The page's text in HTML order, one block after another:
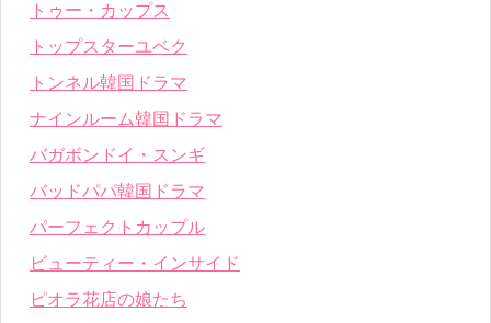
トゥー・カップス
トップスターユベク
トンネル韓国ドラマ
ナインルーム韓国ドラマ
バガボンドイ・スンギ
バッドパパ韓国ドラマ
パーフェクトカップル
ビューティー・インサイド
ピオラ花店の娘たち